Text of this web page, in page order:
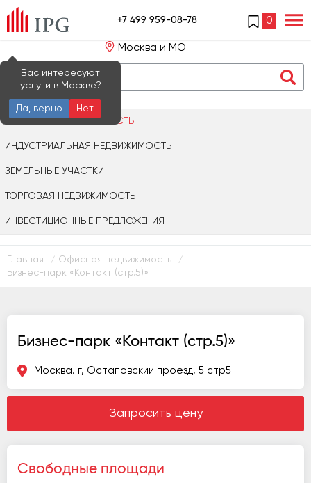
+7 499 959-08-78 0
Москва и МО
Вас интересуют
услуги в Москве?
Да, верно
Нет
ОФИСНАЯ НЕДВИЖИМОСТЬ
ИНДУСТРИАЛЬНАЯ НЕДВИЖИМОСТЬ
ЗЕМЕЛЬНЫЕ УЧАСТКИ
ТОРГОВАЯ НЕДВИЖИМОСТЬ
ИНВЕСТИЦИОННЫЕ ПРЕДЛОЖЕНИЯ
Главная / Офисная недвижимость /
Бизнес-парк «Контакт (стр.5)»
Бизнес-парк «Контакт (стр.5)»
Москва. г, Остаповский проезд, 5 стр5
Запросить цену
Свободные площади